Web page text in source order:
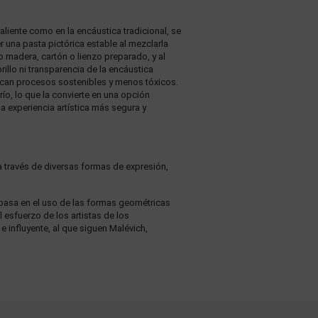
como en la encáustica tradicional, se
una pasta pictórica estable al mezclarla
cartón o lienzo preparado, y al
ni transparencia de la encáustica
procesos sostenibles y menos tóxicos.
lo que la convierte en una opción
experiencia artística más segura y
de diversas formas de expresión,
en el uso de las formas geométricas
esfuerzo de los artistas de los
influyente, al que siguen Malévich,